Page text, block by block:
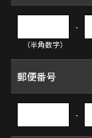
-
（半角数字）
郵便番号
-